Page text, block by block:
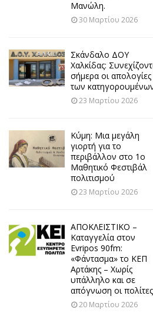
Μανώλη.
30 Μαρτίου 2026
Σκάνδαλο ΔΟΥ
Χαλκίδας:
σήμερα οι απολογίες
των
23 Μαρτίου 2026
Κύμη: Μια μεγάλη
γιορτή για το
περιβάλλον στο 1ο
Μαθητικό Φεστιβάλ
πολιτισμού
23 Μαρτίου 2026
ΑΠΟΚΛΕΙΣΤΙΚΟ –
Καταγγελία στον
Evripos 90fm:
«Φάντασμα» το ΚΕΠ
Αρτάκης – Χωρίς
υπάλληλο και σε
απόγνωση οι πολίτες
20 Μαρτίου 2026